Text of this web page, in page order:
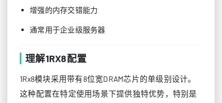
增强的内存交错能力
通常用于企业级服务器
理解1RX8配置
1Rx8模块采用带有8位宽DRAM芯片的单级别设计。
这种配置在特定使用场景下提供独特优势，特别是